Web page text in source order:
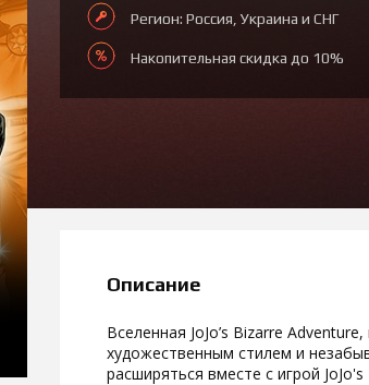
Регион: Россия, Украина и СНГ
Накопительная скидка до 10%
Описание
Вселенная JoJo’s Bizarre
художественным стилем и
расширяться вместе с игрой